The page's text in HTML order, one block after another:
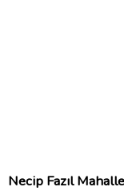
Necip Fazıl